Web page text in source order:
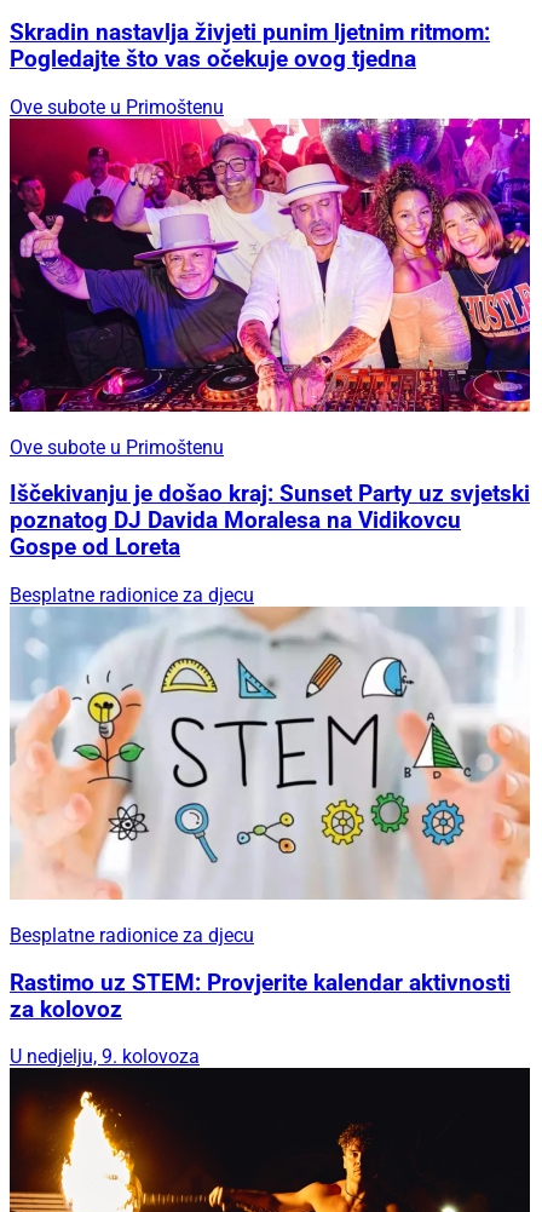
Skradin nastavlja živjeti punim ljetnim ritmom:
Pogledajte što vas očekuje ovog tjedna
Ove subote u Primoštenu
Ove subote u Primoštenu
Iščekivanju je došao kraj: Sunset Party uz svjetski
poznatog DJ Davida Moralesa na Vidikovcu
Gospe od Loreta
Besplatne radionice za djecu
Besplatne radionice za djecu
Rastimo uz STEM: Provjerite kalendar aktivnosti
za kolovoz
U nedjelju, 9. kolovoza